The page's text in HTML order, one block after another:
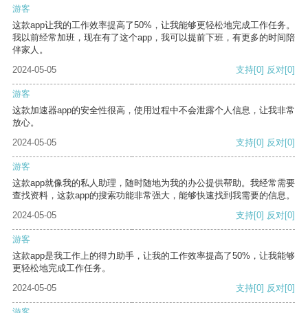
游客
这款app让我的工作效率提高了50%，让我能够更轻松地完成工作任务。
我以前经常加班，现在有了这个app，我可以提前下班，有更多的时间陪
伴家人。
2024-05-05
支持[0] 反对[0]
游客
这款加速器app的安全性很高，使用过程中不会泄露个人信息，让我非常
放心。
2024-05-05
支持[0] 反对[0]
游客
这款app就像我的私人助理，随时随地为我的办公提供帮助。我经常需要
查找资料，这款app的搜索功能非常强大，能够快速找到我需要的信息。
2024-05-05
支持[0] 反对[0]
游客
这款app是我工作上的得力助手，让我的工作效率提高了50%，让我能够
更轻松地完成工作任务。
2024-05-05
支持[0] 反对[0]